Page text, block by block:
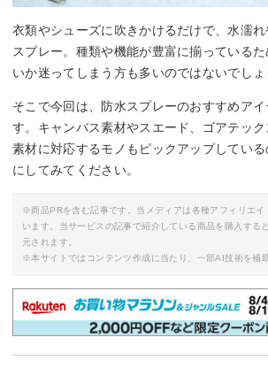
衣類やシューズに吹きかけるだけで、水濡
スプレー。種類や機能が豊富に揃っている
いか迷ってしまう方も多いのではないでしょ
そこで今回は、防水スプレーのおすすめア
す。キャンバス素材やスエード、ゴアテッ
素材に対応するモノもピックアップしてい
にしてみてください。
※商品PRを含む記事です。当メディアは各種アフィリエイ
います。当サービスの記事で紹介している商品を購入する
元されます。
※本サイトではコンテンツ作成に当たり、一部AI技術を補